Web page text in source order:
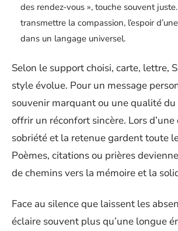
des rendez-vous », touche souvent
transmettre la compassion, l’espoir
dans un langage universel.
Selon le support choisi, carte, lettre,
style évolue. Pour un message
souvenir marquant ou une qualité
offrir un réconfort sincère. Lors d’une
sobriété et la retenue gardent toute
Poèmes, citations ou prières
de chemins vers la mémoire et la
Face au silence que laissent les
éclaire souvent plus qu’une longue